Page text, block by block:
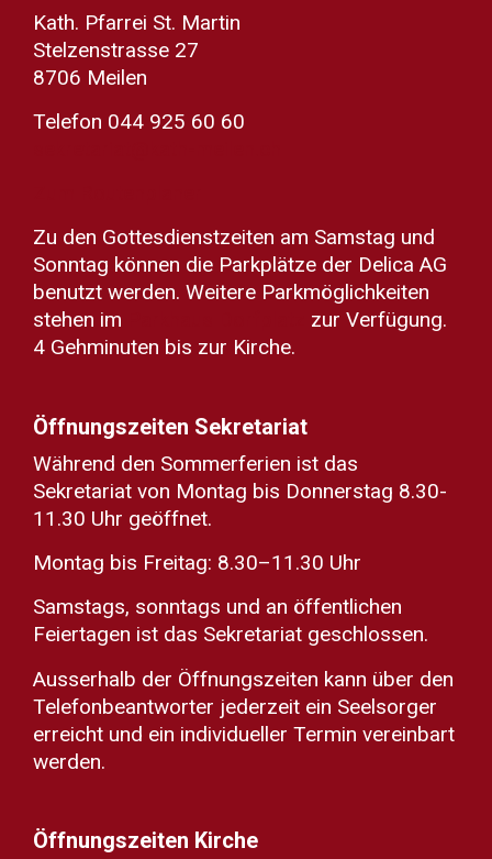
Kath. Pfarrei St. Martin
Stelzenstrasse 27
8706 Meilen
Telefon 044 925 60 60
Zu den Gottesdienstzeiten am Samstag und
Sonntag können die Parkplätze der Delica AG
benutzt werden. Weitere Parkmöglichkeiten
stehen im
zur Verfügung.
4 Gehminuten bis zur Kirche.
Öffnungszeiten Sekretariat
Während den Sommerferien ist das
Sekretariat von Montag bis Donnerstag 8.30-
11.30 Uhr geöffnet.
Montag bis Freitag: 8.30–11.30 Uhr
Samstags, sonntags und an öffentlichen
Feiertagen ist das Sekretariat geschlossen.
Ausserhalb der Öffnungszeiten kann über den
Telefonbeantworter jederzeit ein Seelsorger
erreicht und ein individueller Termin vereinbart
werden.
Öffnungszeiten Kirche